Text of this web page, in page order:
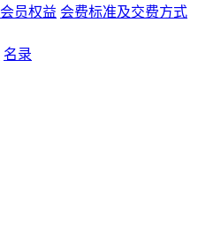
会员权益 会费标准及交费方式
名录